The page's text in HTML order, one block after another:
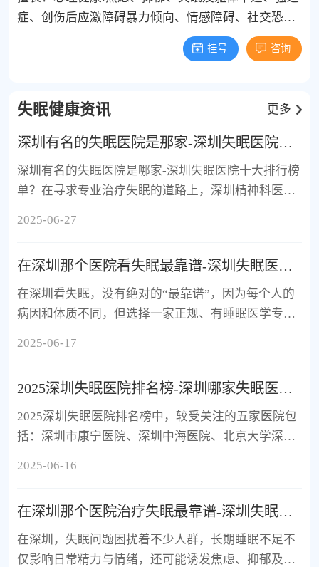
龄焦虑、内外冲突、职业适应、分离焦虑、社交障
碍、成长赋能、情绪管理、性心理障碍等等
症、创伤后应激障碍暴力倾向、情感障碍、社交恐惧
等; 儿童青少年心理问题:学校适应、孤僻、叛逆、攻
击行为、注意力不集中、专注力弱、厌学、辍学、学
子沟通、家庭关系、青春期叛逆、网络成瘾、学习障
碍: 人际关系:缺乏安全感、沟通冲突、沟通不畅、交
原生家庭影响、内在小孩成长; 职业生涯:职业选择、
人生规划、工作压力、团队管理:
挂号 咨询
失眠健康资讯 更多
深圳有名的失眠医院是那家-深圳失眠医院十大排行榜单？
深圳有名的失眠医院是哪家-深圳失眠医院十大排行榜
单？在寻求专业治疗失眠的道路上，深圳精神科医院
2025-06-27
在深圳那个医院看失眠最靠谱-深圳失眠医院十佳排名榜单？
在深圳看失眠，没有绝对的“最靠谱”，因为每个人的
病因和体质不同，但选择一家正规、有睡眠医学专长
疗和药物辅助为主，早期干预效果好。
2025-06-17
2025深圳失眠医院排名榜-深圳哪家失眠医院好些？
2025深圳失眠医院排名榜中，较受关注的五家医院包
括：深圳市康宁医院、深圳中海医院、北京大学深圳
配备先进的睡眠监测与干预设备，并拥有经验丰富的
多学科团队，为不同失眠类型患者提供从评估到康复
的全程服务。 失眠是一种常见的睡眠障碍，长期熬
2025-06-16
在深圳那个医院治疗失眠最靠谱-深圳失眠医院排名榜单前十？
在深圳，失眠问题困扰着不少人群，长期睡眠不足不
仅影响日常精力与情绪，还可能诱发焦虑、抑郁及心